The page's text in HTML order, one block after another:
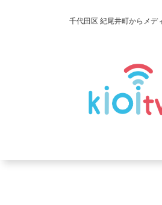
千代田区 紀尾井町からメデ